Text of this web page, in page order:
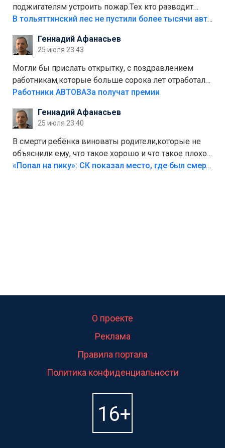
поджигателям устроить пожар.Тех кто разводит
костры,тех надо безбожно штрафовать.Камер полно
Штрафы мизерные.
В тольяттинский лес не пустили более тысячи автомобилей
Геннадий Афанасьев
25 июля 23:43
Могли бы прислать открытку, с поздравлением
работникам,которые больше сорока лет отработали
на предприятии.
Работники АВТОВАЗа получат премии
Геннадий Афанасьев
25 июля 23:40
В смерти ребёнка виноваты родители,которые не
объяснили ему, что такое хорошо и что такое плохо!
Лезть через такой забор,верх безумия,есть же
«Попал на пику»: СК показал место, где был смертельно травмирован ребенок в Тольятти
О проекте
Реклама
Правила портала
Политика конфиденциальности